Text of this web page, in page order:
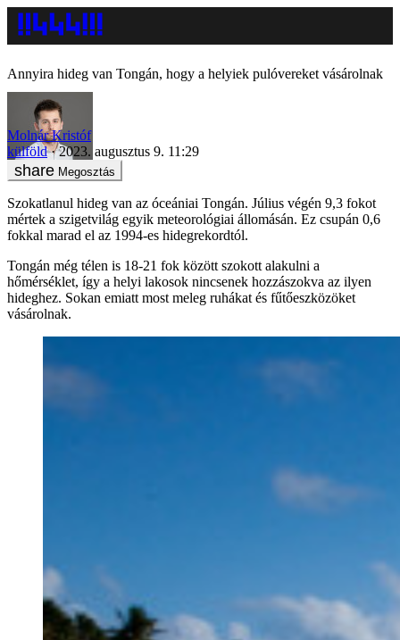
Annyira hideg van Tongán, hogy a helyiek pulóvereket vásárolnak
Molnár Kristóf
külföld
2023. augusztus 9. 11:29
Megosztás
Szokatlanul hideg van az óceániai Tongán. Július végén 9,3 fokot
mértek a szigetvilág egyik meteorológiai állomásán. Ez csupán 0,6
fokkal marad el az 1994-es hidegrekordtól.
Tongán még télen is 18-21 fok között szokott alakulni a
hőmérséklet, így a helyi lakosok nincsenek hozzászokva az ilyen
hideghez. Sokan emiatt most meleg ruhákat és fűtőeszközöket
vásárolnak.